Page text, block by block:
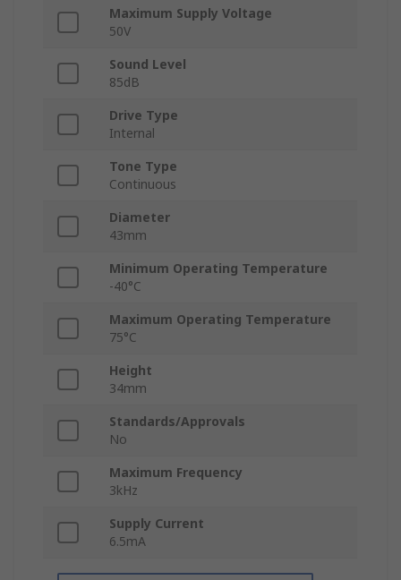
Maximum Supply Voltage
50V
Sound Level
85dB
Drive Type
Internal
Tone Type
Continuous
Diameter
43mm
Minimum Operating Temperature
-40°C
Maximum Operating Temperature
75°C
Height
34mm
Standards/Approvals
No
Maximum Frequency
3kHz
Supply Current
6.5mA